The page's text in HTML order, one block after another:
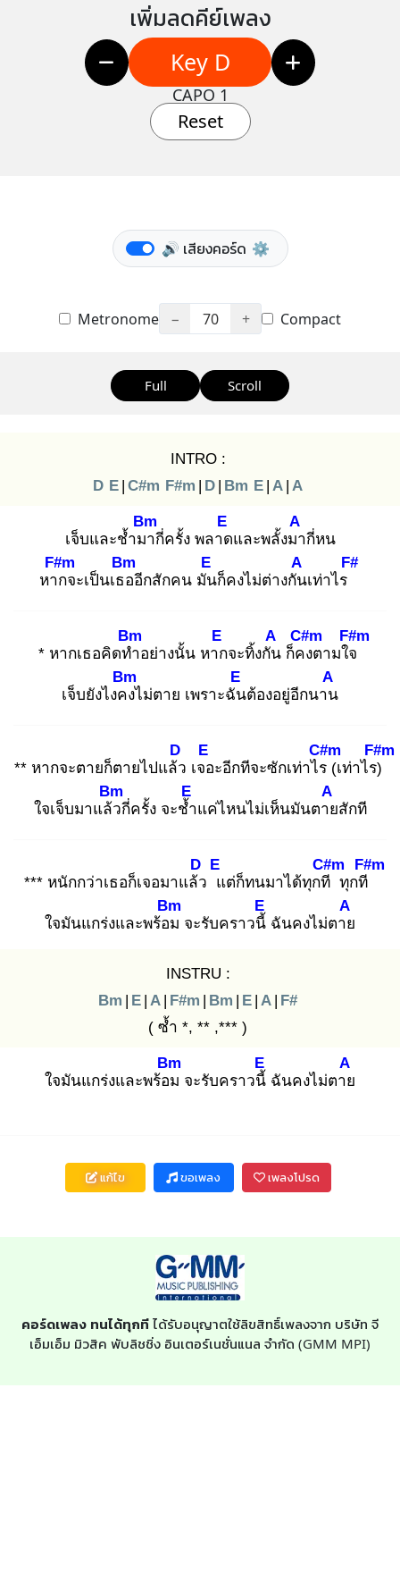
เพิ่มลดคีย์เพลง
Key D
CAPO 1
Reset
🔊 เสียงคอร์ด ⚙️
Metronome − 70 + Compact
Full Scroll
INTRO :
D E | C#m F#m | D | Bm E | A | A
เจ็บและช้ำมา
Bm
กี่ครั้ง พลาด
E
และพลั้งมา
A
กี่หน
หาก
F#m
จะเป็นเธอ
Bm
อีกสักคน มัน
E
ก็คงไม่ต่างกัน
A
เท่าไร
F#
* หากเธอคิดทำ
Bm
อย่างนั้น หาก
E
จะทิ้งกัน
A
ก็คง
C#m
ตามใจ
F#m
เจ็บยังไงคง
Bm
ไม่ตาย เพราะฉัน
E
ต้องอยู่อีกนาน
A
** หากจะตายก็ตายไปแล้ว
D
เจอ
E
ะอีกทีจะซักเท่าไร
C#m
(เท่าไร)
F#m
ใจเจ็บมาแล้ว
Bm
กี่ครั้ง จะช้ำ
E
แค่ไหนไม่เห็นมันตาย
A
สักที
*** หนักกว่าเธอก็เจอมาแล้ว
D
แ
E
ต่ก็ทนมาได้ทุกที
C#m
ทุกที
F#m
ใจมันแกร่งและพร้อม
Bm
จะรับคราวนี้
E
ฉันคงไม่ตาย
A
INSTRU :
Bm | E | A | F#m | Bm | E | A | F#
( ซ้ำ *, ** ,*** )
ใจมันแกร่งและพร้อม
Bm
จะรับคราวนี้
E
ฉันคงไม่ตาย
A
แก้ไข ขอเพลง เพลงโปรด
คอร์ดเพลง ทนได้ทุกที ได้รับอนุญาตใช้ลิขสิทธิ์เพลงจาก บริษัท จี
เอ็มเอ็ม มิวสิค พับลิชชิ่ง อินเตอร์เนชั่นแนล จำกัด (GMM MPI)